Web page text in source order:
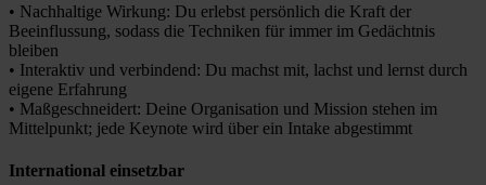
• Nachhaltige Wirkung: Du erlebst persönlich die Kraft der
Beeinflussung, sodass die Techniken für immer im Gedächtnis
bleiben
• Interaktiv und verbindend: Du machst mit, lachst und lernst durch
eigene Erfahrung
• Maßgeschneidert: Deine Organisation und Mission stehen im
Mittelpunkt; jede Keynote wird über ein Intake abgestimmt
International einsetzbar